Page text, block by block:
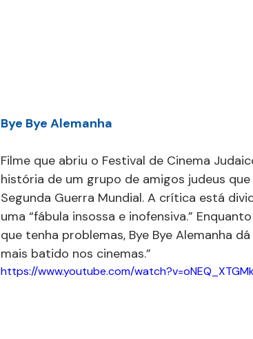
Bye Bye Alemanha
Filme que abriu o Festival de Cinema
história de um grupo de amigos judeus
Segunda Guerra Mundial. A crítica está
uma “fábula insossa e inofensiva.”
que tenha problemas, Bye Bye Alemanha
mais batido nos cinemas.”
https://www.youtube.com/